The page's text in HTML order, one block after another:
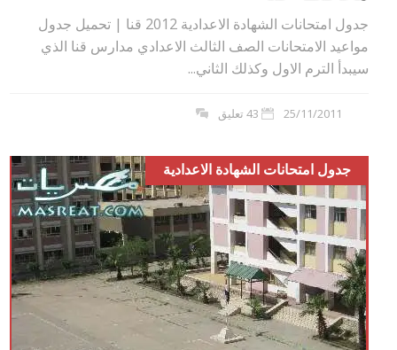
جدول امتحانات الشهادة الاعدادية 2012 قنا | تحميل جدول
مواعيد الامتحانات الصف الثالث الاعدادي مدارس قنا الذي
سيبدأ الترم الاول وكذلك الثاني...
25/11/2011 43 تعليق
جدول امتحانات الشهادة الاعدادية